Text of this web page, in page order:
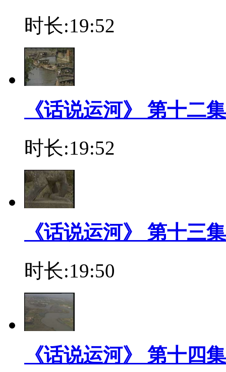
时长:19:52
《话说运河》 第十二
时长:19:52
《话说运河》 第十三
时长:19:50
《话说运河》 第十四